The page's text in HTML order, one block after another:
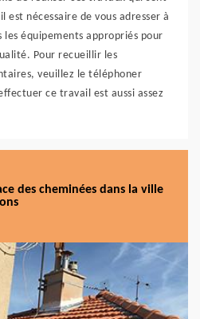
est nécessaire de vous adresser à
équipements appropriés pour
Pour recueillir les
veuillez le téléphoner
ce travail est aussi assez
des cheminées dans la ville